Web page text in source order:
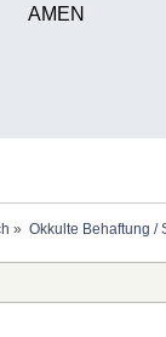
AMEN
» Okkulte Behaftung /